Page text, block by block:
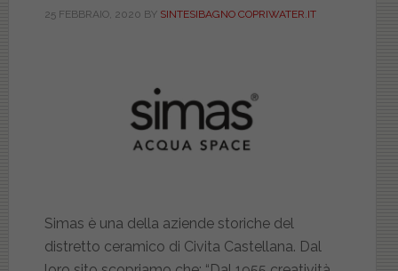
25 FEBBRAIO, 2020 BY SINTESIBAGNO COPRIWATER.IT
Simas è una della aziende storiche del
distretto ceramico di Civita Castellana. Dal